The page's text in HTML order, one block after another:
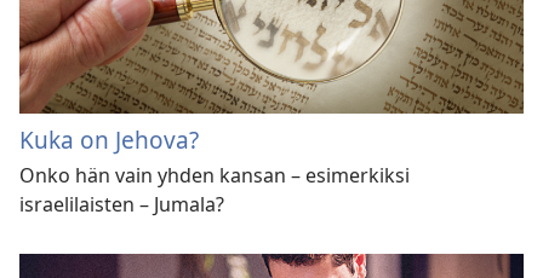
Kuka on Jehova?
Onko hän vain yhden kansan – esimerkiksi
israelilaisten – Jumala?